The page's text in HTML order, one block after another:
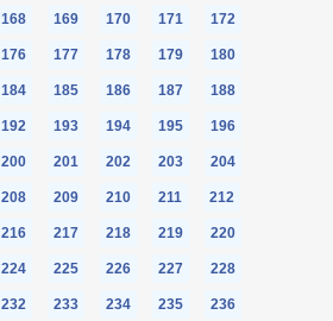
168 169 170 171 172
176 177 178 179 180
184 185 186 187 188
192 193 194 195 196
200 201 202 203 204
208 209 210 211 212
216 217 218 219 220
224 225 226 227 228
232 233 234 235 236